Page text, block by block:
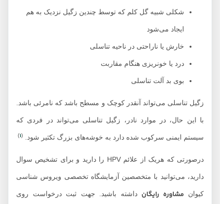
شکلی شبیه گل کلم که توسط چندین زگیل نزدیک به هم
ایجاد می‌شود
خارش یا ناراحتی در ناحیه تناسلی
درد یا خونریزی هنگام مقاربت
بوی بد آلت تناسلی
زگیل تناسلی می‌تواند آنقدر کوچک و مسطح باشد که نامرئی باشد.
با این حال، در موارد نادر، زگیل تناسلی می‌تواند در فردی که
سیستم ایمنی سرکوب شده دارد به خوشه‌های بزرگ تکثیر شود.(
1
درصورتی که هریک از علائم HPV را دارید و برای تشخیص سوال
دارید، می‌توانید با متخصصین آزمایشگاه تخصصی ویروس شناسی
کیوانمشاوره رایگانداشته باشید. جهت ثبت درخواست روی